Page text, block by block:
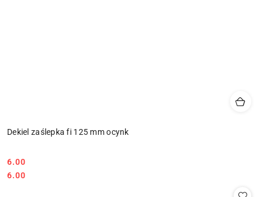
Dekiel zaślepka fi 125 mm ocynk
Cena:
6.00
Cena:
6.00